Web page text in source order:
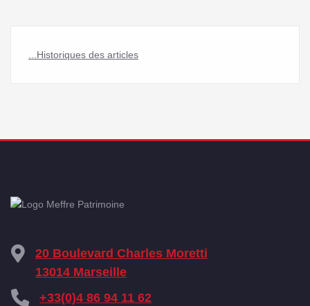
...Historiques des articles
20 Boulevard Charles Moretti
13014 Marseille
+33(0)4 86 94 11 62